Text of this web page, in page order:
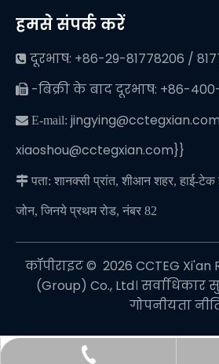
हमसे संपर्क करें
 दूरभाष: +86-29-81778206 /
 -बिक्री के बाद दूरभाष: +86-
 E-mail: jingying@cctegxian.com
xiaoshou@cctegxian.com}}
 पता: शानक्सी प्रांत, शीआन शहर, हाई-
जोन, जिनये प्रथम रोड, नंबर 82
कॉपीराइट © ️ 2026 CCTEG
(Group) Co., Ltd। सर्वाधिकार
गोपनीयता